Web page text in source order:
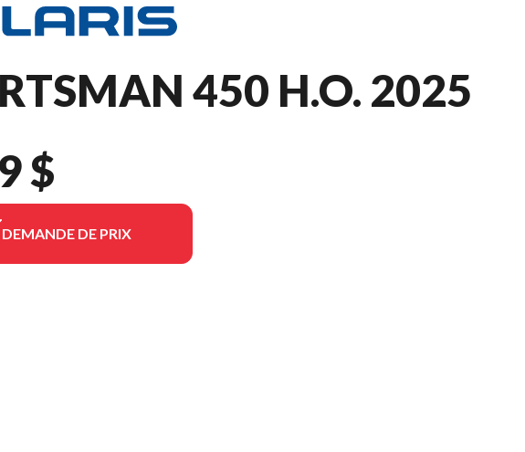
450 H.O. 2025
$
DEMANDE DE PRIX